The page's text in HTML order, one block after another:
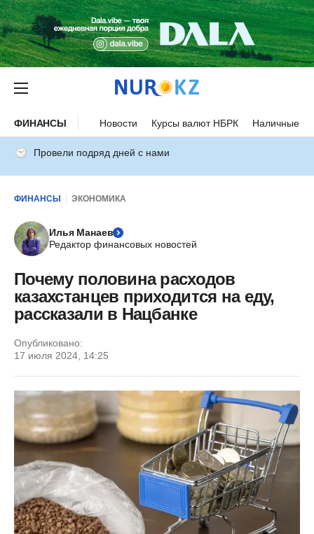
ФИНАНСЫ Новости Курсы валют НБРК Наличные
Провели подряд дней с нами
ФИНАНСЫ ЭКОНОМИКА
Илья Манаев
Редактор финансовых новостей
Почему половина расходов
казахстанцев приходится на еду,
рассказали в Нацбанке
Опубликовано:
17 июля 2024, 14:25